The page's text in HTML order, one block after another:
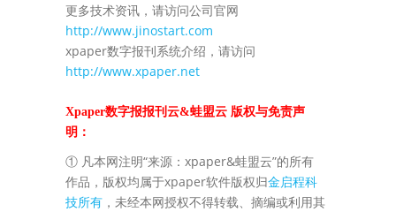
更多技术资讯，请访问公司官网
http://www.jinostart.com
xpaper数字报刊系统介绍，请访问
http://www.xpaper.net
Xpaper数字报报刊云&蛙盟云 版权与免责声
明：
① 凡本网注明“来源：xpaper&蛙盟云”的所有
作品，版权均属于xpaper软件版权归金启程科
技所有 ，未经本网授权不得转载、摘编或利用其